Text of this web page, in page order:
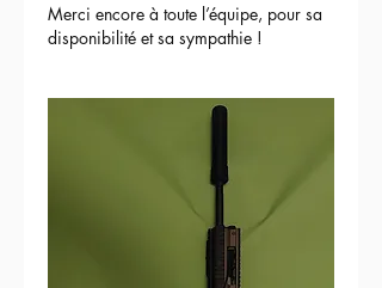
Merci encore à toute l’équipe, pour sa
disponibilité et sa sympathie !